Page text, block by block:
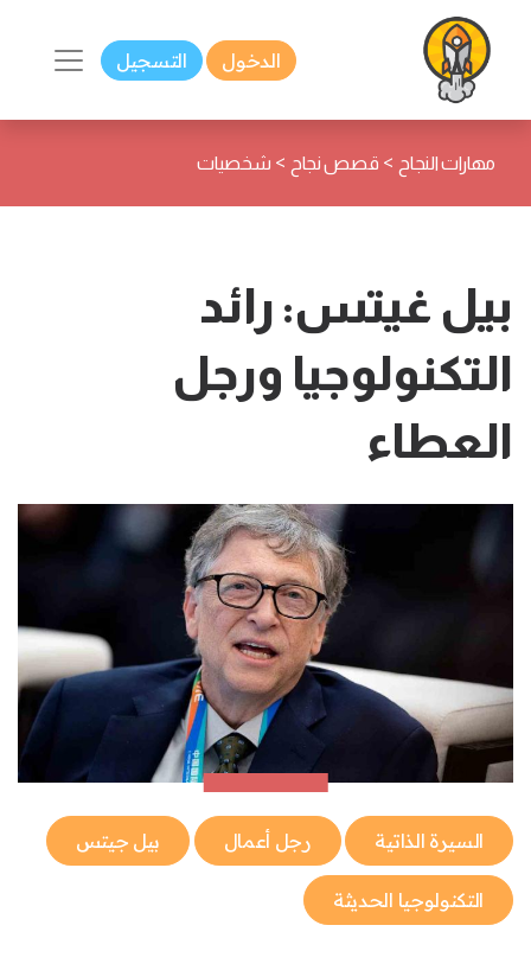
الدخول التسجيل
مهارات النجاح > قصص نجاح > شخصيات
بيل غيتس: رائد
التكنولوجيا ورجل
العطاء
السيرة الذاتية رجل أعمال بيل جيتس
التكنولوجيا الحديثة